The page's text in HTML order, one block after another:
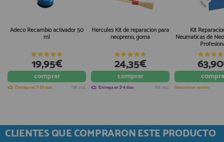
Adeco Recambio activador 50
ml
19,95€
comprar
Entrega en 7-10 días IVA incl.
Hercules Kit de reparacion para
neopreno, goma
24,35€
comprar
Entrega en 2-4 días IVA incl.
Kit
Neumaticas de
Seleccionar opción
CLIENTES QUE COMPRARON ESTE PRODUCTO